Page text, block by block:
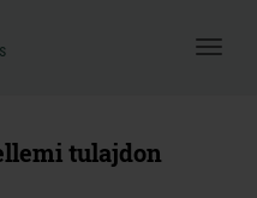
Menü
tulajdon